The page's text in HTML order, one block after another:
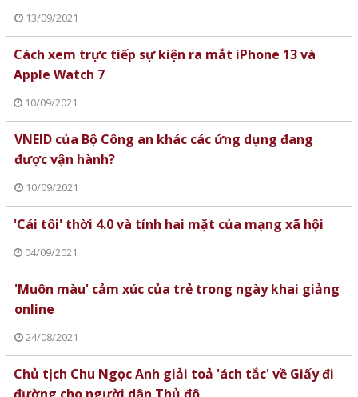
13/09/2021
Cách xem trực tiếp sự kiện ra mắt iPhone 13 và
Apple Watch 7
10/09/2021
VNEID của Bộ Công an khác các ứng dụng đang
được vận hành?
10/09/2021
'Cái tôi' thời 4.0 và tính hai mặt của mạng xã hội
04/09/2021
'Muôn màu' cảm xúc của trẻ trong ngày khai giảng
online
24/08/2021
Chủ tịch Chu Ngọc Anh giải toả 'ách tắc' về Giấy đi